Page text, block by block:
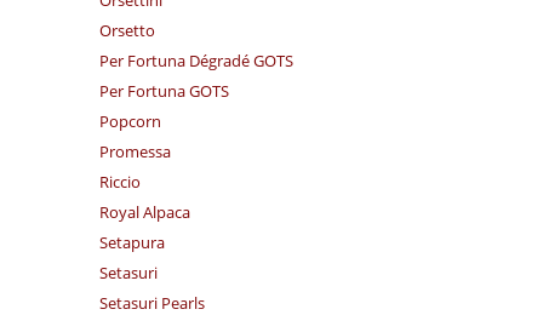
Orsetto
Per Fortuna Dégradé GOTS
Per Fortuna GOTS
Popcorn
Promessa
Riccio
Royal Alpaca
Setapura
Setasuri
Setasuri Pearls